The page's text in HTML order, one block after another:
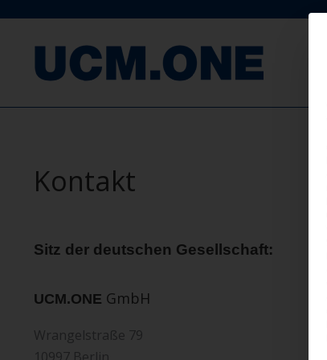
Kontakt
Sitz der deutschen Gesellschaft:
UCM.ONE GmbH
Wrangelstraße 79